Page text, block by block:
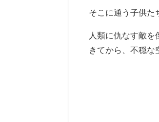
そこに通う子供た
人類に仇なす敵
きてから、不穏な